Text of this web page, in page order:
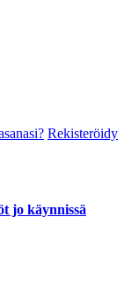
Rekisteröidy
jo käynnissä